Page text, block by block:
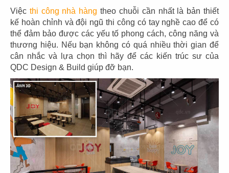
Việc thi công nhà hàng theo chuỗi cần nhất là bản thiết
kế hoàn chỉnh và đội ngũ thi công có tay nghề cao để có
thể đảm bảo được các yếu tố phong cách, công năng và
thương hiệu. Nếu bạn không có quá nhiều thời gian để
cân nhắc và lựa chọn thì hãy để các kiến trúc sư của
QDC Design & Build giúp đỡ bạn.
133
KIWAMI
CN Hải Phòng
134
TÂN VINH NGUYÊN
CN Nguyễn Chí Thanh - Q.5
135 136